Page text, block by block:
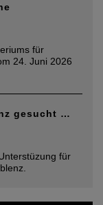
für
24. Juni 2026
gesucht …
für